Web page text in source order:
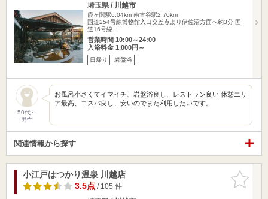
埼玉県 / 川越市
霞ヶ関駅6.04km 南古谷駅2.70km
国道254号線博物館入口交差点より伊佐沼方面へ約3分 国
道16号線…
営業時間 10:00～24:00
入浴料金 1,000円～
日帰り 岩盤浴
50代～
男性
お風呂小さくてイマイチ、岩盤浴良し、レストラン良い 休憩エリ
ア最高、コスパ良し、安いのでまた利用したいです。
関連情報から探す
お気に入
りに追加
小江戸はつかり温泉 川越店
3.5点/ 105 件